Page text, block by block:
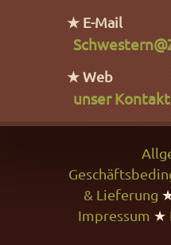
★ E-Mail
★ Web
unser
& Lieferung
Impressum ★